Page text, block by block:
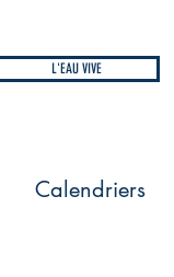
L'EAU VIVE
Calendriers